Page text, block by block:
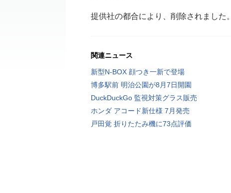
提供社の都合により、削除されました。
関連ニュース
新型N-BOX 顔つき一新で登場
博多駅前 明治公園が8月7日開園
DuckDuckGo 監視対策グラス販売
ホンダ アコード新仕様 7月発売
戸田覚 折りたたみ機に73点評価